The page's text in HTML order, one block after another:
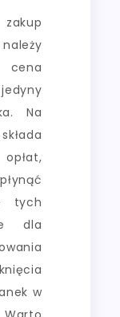
Na
tych
dla
w